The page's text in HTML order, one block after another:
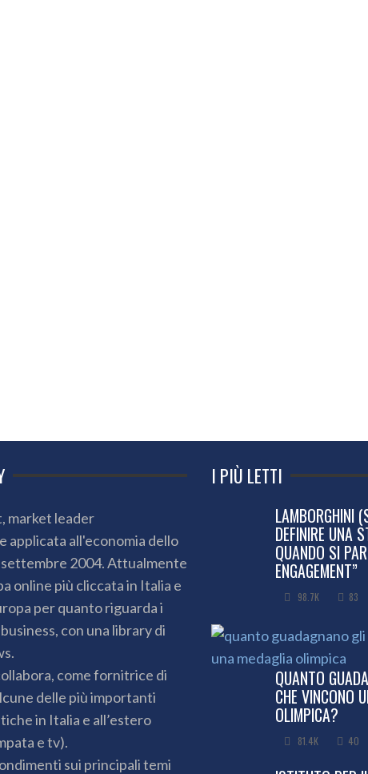
market leader
applicata all'economia dello
2004. Attualmente
online più cliccata in Italia e
per quanto riguarda i
con una library di
come fornitrice di
delle più importanti
in Italia e all’estero
e tv).
sui principali temi
I PIÙ LETTI
LAMBORGHINI
DEFINIRE UNA
QUANDO SI
ENGAGEMENT”
98.7K 83
QUANTO
CHE VINCONO
OLIMPICA?
81.4K 40